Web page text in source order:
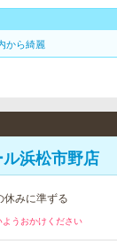
から綺麗
浜松市野店
休みに準ずる
うおかけください